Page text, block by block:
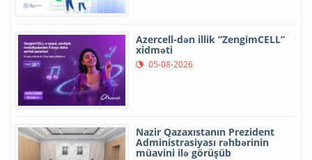
Azercell-dən illik “ZengimCELL”
xidməti
05-08-2026
Nazir Qazaxıstanın Prezident
Administrasiyası rəhbərinin
müavini ilə görüşüb